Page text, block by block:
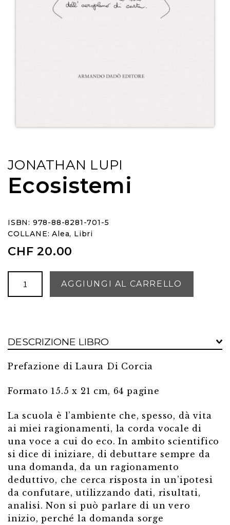
JONATHAN LUPI
Ecosistemi
ISBN: 978-88-8281-701-5
COLLANE:Alea, Libri
CHF 20.00
quantità
AGGIUNGI AL CARRELLO
DESCRIZIONE LIBRO
Prefazione di Laura Di Corcia
Formato 15.5 x 21 cm, 64 pagine
La scuola è l’ambiente che, spesso, dà vita
ai miei ragionamenti, la corda vocale di
una voce a cui do eco. In ambito scientifico
si dice di iniziare, di debuttare sempre da
una domanda, da un ragionamento
deduttivo, che cerca risposta in un’ipotesi
da confutare, utilizzando dati, risultati,
analisi. Non si può parlare di un vero
inizio, perché la domanda sorge